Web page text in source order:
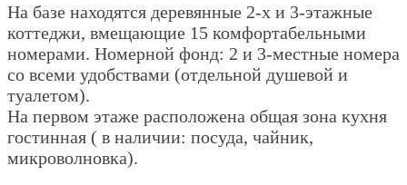
На базе находятся деревянные 2-х и 3-этажные
коттеджи, вмещающие 15 комфортабельными
номерами. Номерной фонд: 2 и 3-местные номера
со всеми удобствами (отдельной душевой и
туалетом).
На первом этаже расположена общая зона кухня
гостинная ( в наличии: посуда, чайник,
микроволновка).